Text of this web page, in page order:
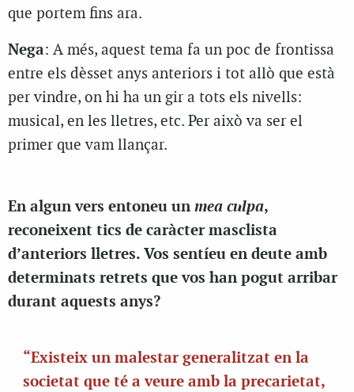
que portem fins ara.
Nega: A més, aquest tema fa un poc de frontissa
entre els dèsset anys anteriors i tot allò que està
per vindre, on hi ha un gir a tots els nivells:
musical, en les lletres, etc. Per això va ser el
primer que vam llançar.
En algun vers entoneu un mea culpa,
reconeixent tics de caràcter masclista
d’anteriors lletres. Vos sentíeu en deute amb
determinats retrets que vos han pogut arribar
durant aquests anys?
“Existeix un malestar generalitzat en la
societat que té a veure amb la precarietat,